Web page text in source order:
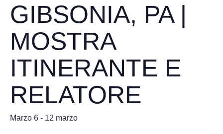
GIBSONIA, PA |
MOSTRA
ITINERANTE E
RELATORE
Marzo 6 - 12 marzo